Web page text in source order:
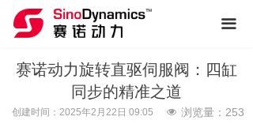
끀
赛诺动力旋转直驱伺服阀：四缸
同步的精准之道
创建时间： 2025年2月22日 09:05 넶 浏览量： 253